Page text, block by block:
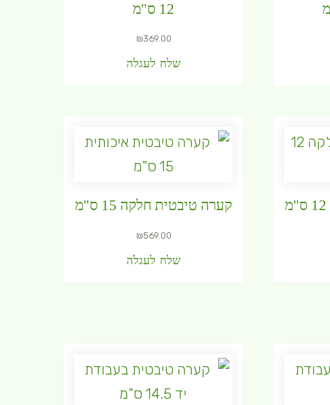
12 ס"מ
₪369.00
שלח לעגלה
קערה טיבטית חלקה 15 ס"מ
₪569.00
שלח לעגלה